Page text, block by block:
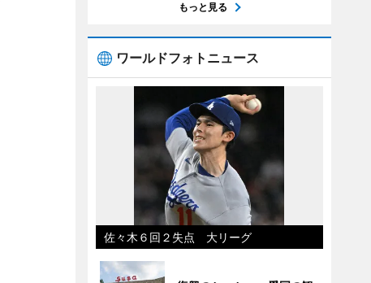
もっと見る
ワールドフォトニュース
佐々木６回２失点 大リーグ